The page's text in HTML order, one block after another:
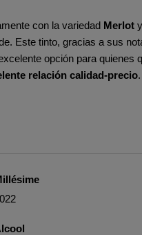
con la variedad Merlot
Este tinto, gracias a sus
opción para quienes
relación calidad-precio.